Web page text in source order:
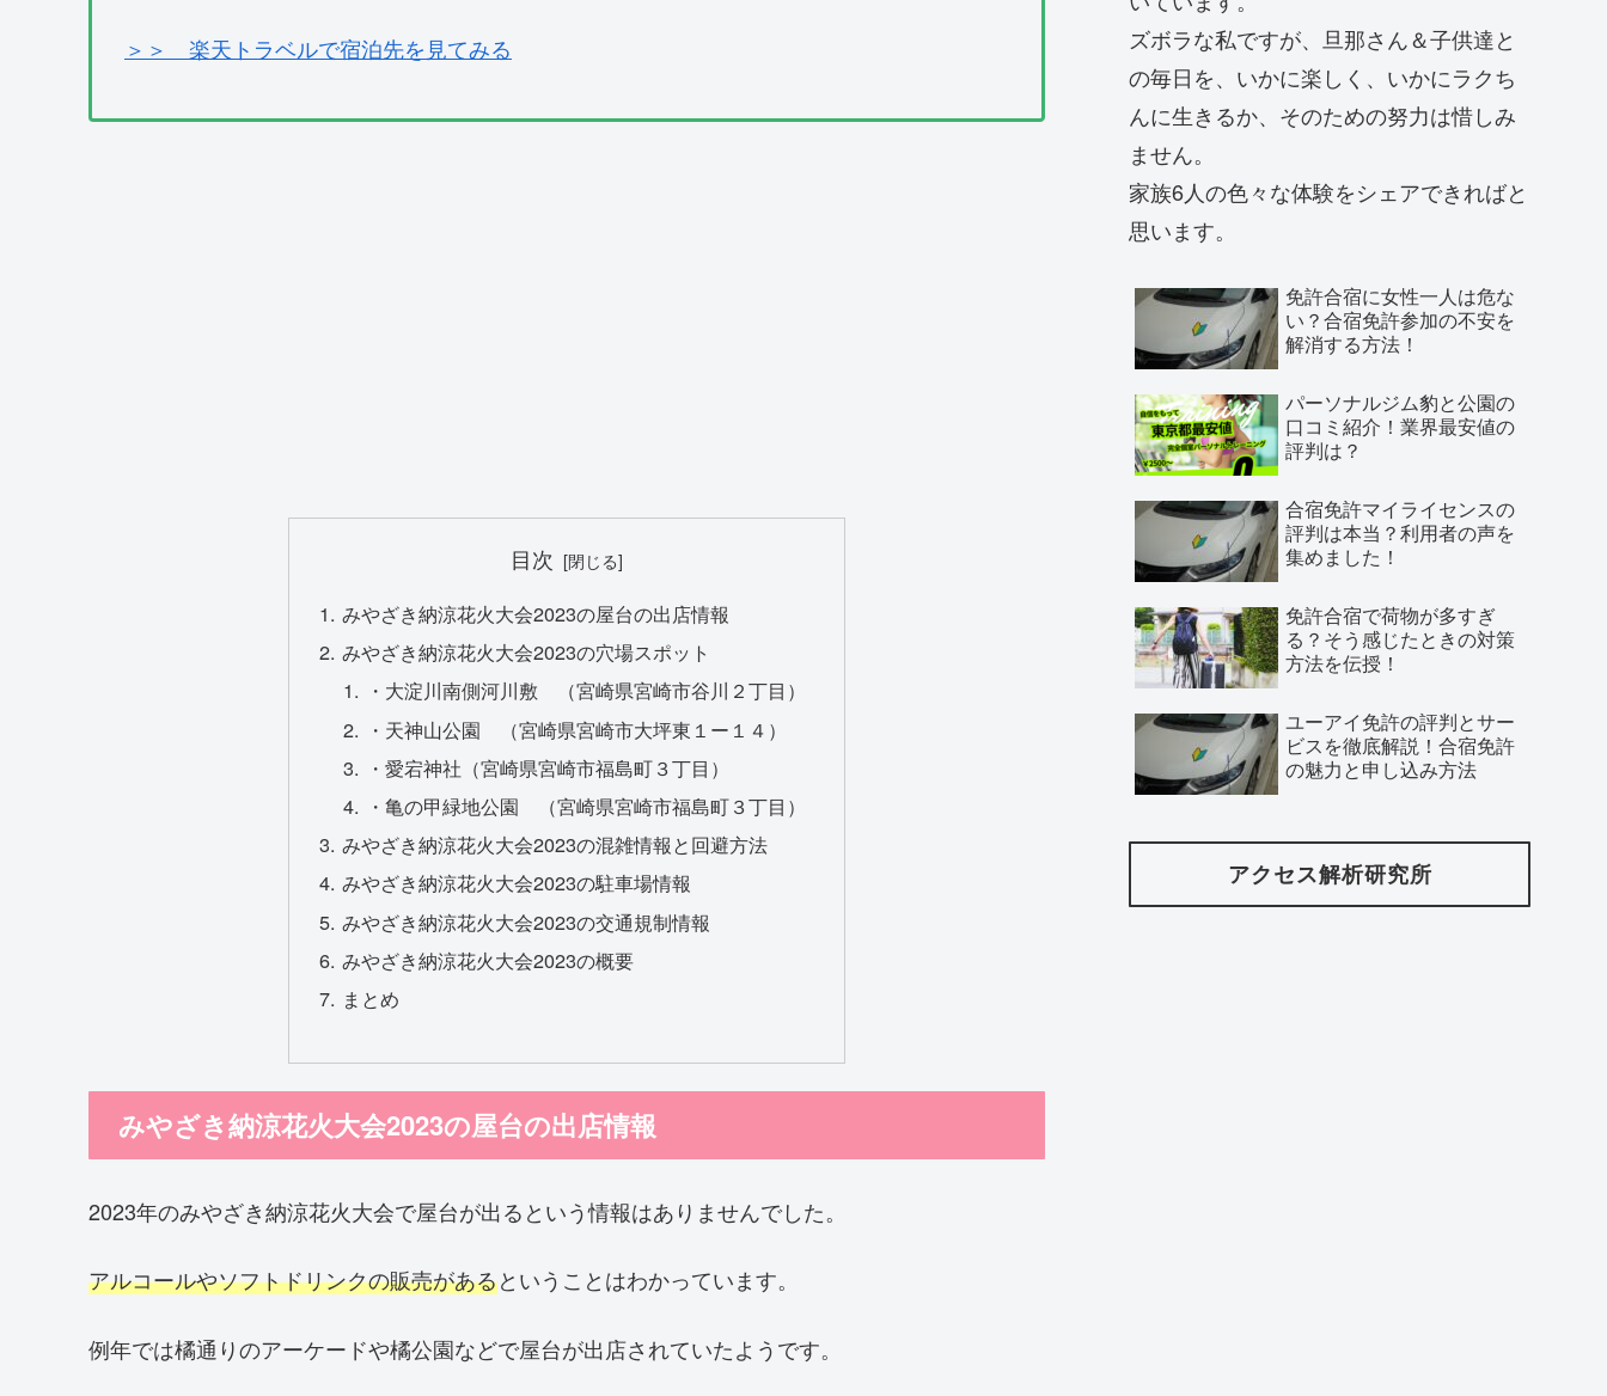
＞＞ 楽天トラベルで宿泊先を見てみる
目次
みやざき納涼花火大会2023の屋台の出店情報
みやざき納涼花火大会2023の穴場スポット
・大淀川南側河川敷 （宮崎県宮崎市谷川２丁目）
・天神山公園 （宮崎県宮崎市大坪東１ー１４）
・愛宕神社（宮崎県宮崎市福島町３丁目）
・亀の甲緑地公園 （宮崎県宮崎市福島町３丁目）
みやざき納涼花火大会2023の混雑情報と回避方法
みやざき納涼花火大会2023の駐車場情報
みやざき納涼花火大会2023の交通規制情報
みやざき納涼花火大会2023の概要
まとめ
みやざき納涼花火大会2023の屋台の出店情報
2023年のみやざき納涼花火大会で屋台が出るという情報はありませんでした。
アルコールやソフトドリンクの販売があるということはわかっています。
例年では橘通りのアーケードや橘公園などで屋台が出店されていたようです。
ズボラな私ですが、旦那さん＆子供達と
の毎日を、いかに楽しく、いかにラクち
んに生きるか、そのための努力は惜しみ
ません。
家族6人の色々な体験をシェアできればと
思います。
免許合宿に女性一人は危な
い？合宿免許参加の不安を
解消する方法！
パーソナルジム豹と公園の
口コミ紹介！業界最安値の
評判は？
合宿免許マイライセンスの
評判は本当？利用者の声を
集めました！
免許合宿で荷物が多すぎ
る？そう感じたときの対策
方法を伝授！
ユーアイ免許の評判とサー
ビスを徹底解説！合宿免許
の魅力と申し込み方法
アクセス解析研究所